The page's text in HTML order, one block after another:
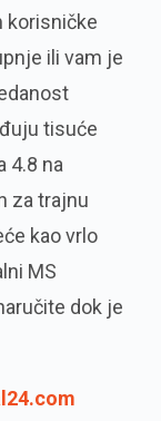
korisničke
ili vam je
tisuće
4.8 na
za trajnu
kao vrlo
MS
dok je